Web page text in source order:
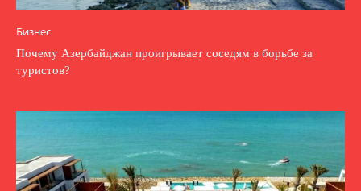
Бизнес
Почему Азербайджан проигрывает соседям в борьбе за
туристов?